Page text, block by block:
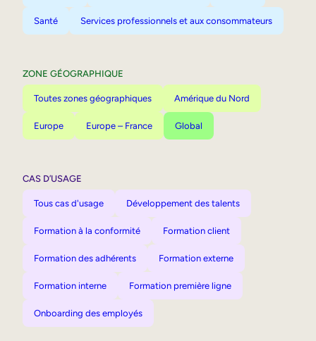
Santé Services professionnels et aux consommateurs
ZONE GÉOGRAPHIQUE
Toutes zones géographiques Amérique du Nord
Europe Europe – France Global
CAS D’USAGE
Tous cas d'usage Développement des talents
Formation à la conformité Formation client
Formation des adhérents Formation externe
Formation interne Formation première ligne
Onboarding des employés